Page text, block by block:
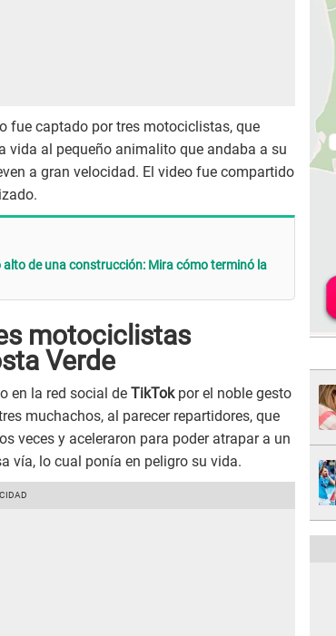
fue captado por tres motociclistas, que
vida al pequeño animalito que andaba a su
a gran velocidad. El video fue compartido
de una construcción: Mira cómo terminó la
motociclistas
Verde
en la red social de TikTokpor el noble gesto
muchachos, al parecer repartidores, que
veces y aceleraron para poder atrapar a un
vía, lo cual ponía en peligro su vida.